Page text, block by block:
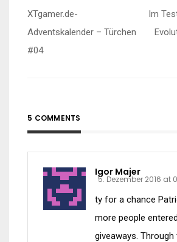
XTgamer.de-
Adventskalender – Türchen
#04
Im
5 COMMENTS
Igor Majer
5. Dezember 2016 at
ty for a chance
more people
giveaways.